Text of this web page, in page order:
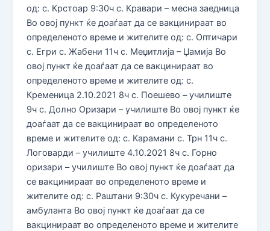
од: с. Крстоар 9:30ч с. Кравари – месна заедница
Во овој пункт ќе доаѓаат да се вакцинираат во
определеното време и жителите од: с. Оптичари
с. Егри с. Жабени 11ч с. Меџитлија – Џамија Во
овој пункт ќе доаѓаат да се вакцинираат во
определеното време и жителите од: с.
Кременица 2.10.2021 8ч с. Поешево – училиште
9ч с. Долно Оризари – училиште Во овој пункт ќе
доаѓаат да се вакцинираат во определеното
време и жителите од: с. Карамани с. Трн 11ч с.
Логоварди – училиште 4.10.2021 8ч с. Горно
оризари – училиште Во овој пункт ќе доаѓаат да
се вакцинираат во определеното време и
жителите од: с. Раштани 9:30ч с. Кукуречани –
амбуланта Во овој пункт ќе доаѓаат да се
вакцинираат во определеното време и жителите